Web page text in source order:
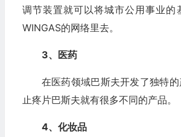
调节装置就可以将城市公用事业的
WINGAS的网络里去。
3、医药
在医药领域巴斯夫开发了独特
止疼片巴斯夫就有很多不同的产品。
4、化妆品